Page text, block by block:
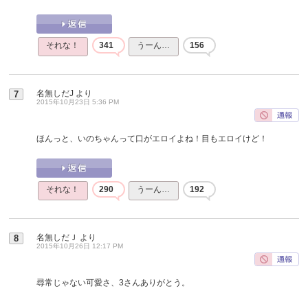
それな！ 341 うーん… 156
7 名無しだJ より
2015年10月23日 5:36 PM
ほんっと、いのちゃんって口がエロイよね！目もエロイけど！
それな！ 290 うーん… 192
8 名無しだＪ より
2015年10月26日 12:17 PM
尋常じゃない可愛さ、3さんありがとう。